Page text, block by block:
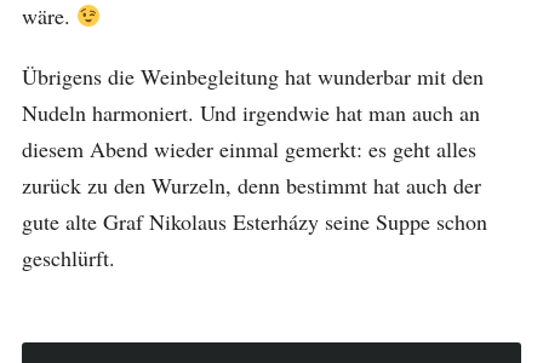
wäre.
Übrigens die Weinbegleitung hat wunderbar mit den
Nudeln harmoniert. Und irgendwie hat man auch an
diesem Abend wieder einmal gemerkt: es geht alles
zurück zu den Wurzeln, denn bestimmt hat auch der
gute alte Graf Nikolaus Esterházy seine Suppe schon
geschlürft.